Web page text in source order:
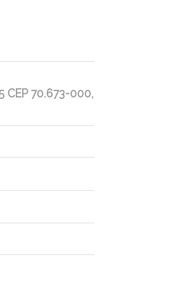
CEP 70.673-000,